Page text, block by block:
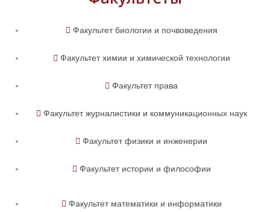
Факультет биологии и почвоведения
Факультет химии и химической технологии
Факультет права
Факультет журналистики и коммуникационных наук
Факультет физики и инженерии
Факультет истории и философии
Факультет математики и информатики